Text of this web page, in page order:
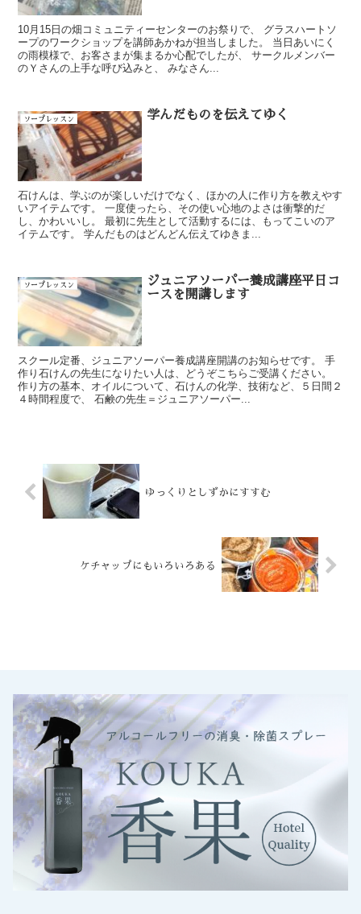
10月15日の畑コミュニティーセンターのお祭りで、 グラスハートソ
ープのワークショップを講師あかねが担当しました。 当日あいにく
の雨模様で、お客さまが集まるか心配でしたが、 サークルメンバー
のＹさんの上手な呼び込みと、 みなさん...
ソープレッスン 学んだものを伝えてゆく
石けんは、学ぶのが楽しいだけでなく、ほかの人に作り方を教えやす
いアイテムです。 一度使ったら、その使い心地のよさは衝撃的だ
し、かわいいし。 最初に先生として活動するには、もってこいのア
イテムです。 学んだものはどんどん伝えてゆきま...
ソープレッスン
ジュニアソーパー養成講座平日コ
ースを開講します
スクール定番、ジュニアソーパー養成講座開講のお知らせです。 手
作り石けんの先生になりたい人は、どうぞこちらご受講ください。
作り方の基本、オイルについて、石けんの化学、技術など、５日間２
４時間程度で、 石鹸の先生＝ジュニアソーパー...
ゆっくりとしずかにすすむ
ケチャップにもいろいろある